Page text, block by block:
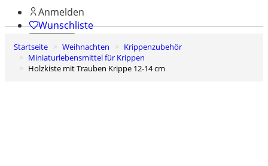
Anmelden
Wunschliste
0
Warenkorb
Startseite Weihnachten
Krippenzubehör
Miniaturlebensmittel für Krippen
Holzkiste mit Trauben Krippe 12-14 cm